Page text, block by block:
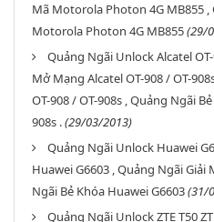
Mã Motorola Photon 4G MB855 ,
Motorola Photon 4G MB855(29/
Quảng Ngãi Unlock Alcatel
Mở Mạng Alcatel OT-908 / OT-
OT-908 / OT-908s , Quảng Ngãi
908s .(29/03/2013)
Quảng Ngãi Unlock Huawei
Huawei G6603 , Quảng Ngãi Giải
Ngãi Bẻ Khóa Huawei G6603(31/
Quảng Ngãi Unlock ZTE T50